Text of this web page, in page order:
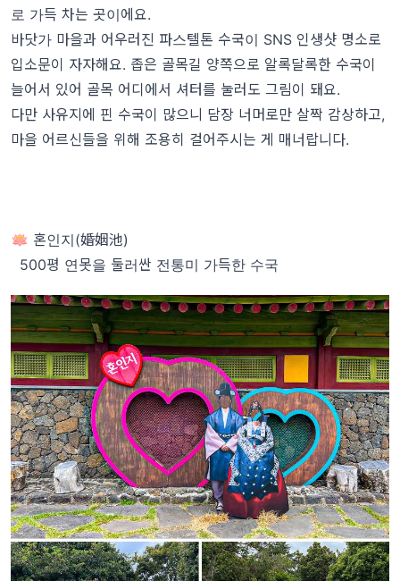
로 가득 차는 곳이에요.
바닷가 마을과 어우러진 파스텔톤 수국이 SNS 인생샷 명소로
입소문이 자자해요. 좁은 골목길 양쪽으로 알록달록한 수국이
늘어서 있어 골목 어디에서 셔터를 눌러도 그림이 돼요.
다만 사유지에 핀 수국이 많으니 담장 너머로만 살짝 감상하고,
마을 어르신들을 위해 조용히 걸어주시는 게 매너랍니다.
🪷 혼인지(婚姻池)
500평 연못을 둘러싼 전통미 가득한 수국